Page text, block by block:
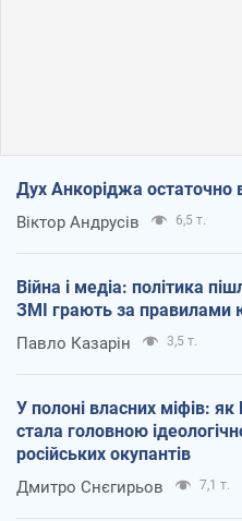
Дух Анкоріджа остаточно
Віктор Андрусів 6,5 т.
Війна і медіа: політика
ЗМІ грають за правилами
Павло Казарін 3,5 т.
У полоні власних міфів: як
стала головною
російських окупантів
Дмитро Снєгирьов 7,1 т.